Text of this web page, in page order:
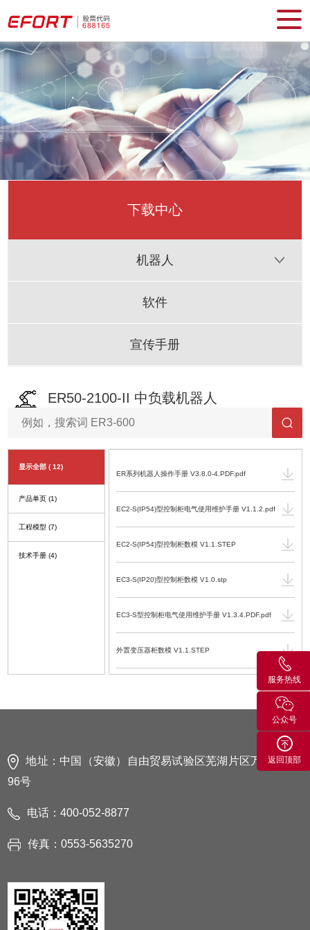
下载中心
机器人
软件
宣传手册
ER50-2100-II 中负载机器人
显示全部 ( 12)
产品单页 (1)
工程模型 (7)
技术手册 (4)
ER系列机器人操作手册 V3.8.0-4.PDF.pdf
EC2-S(IP54)型控制柜电气使用维护手册 V1.1.2.pdf
EC2-S(IP54)型控制柜数模 V1.1.STEP
EC3-S(IP20)型控制柜数模 V1.0.stp
EC3-S型控制柜电气使用维护手册 V1.3.4.PDF.pdf
外置变压器柜数模 V1.1.STEP
ER50-2100-II 机器人运动范围图 V1.0.DWG
地址：中国（安徽）自由贸易试验区芜湖片区万春东路
96号
电话：400-052-8877
传真：0553-5635270
服务热线
公众号
返回顶部